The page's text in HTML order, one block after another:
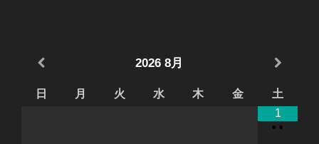
2026 8月
日 月 火 水 木 金
土
1
• •